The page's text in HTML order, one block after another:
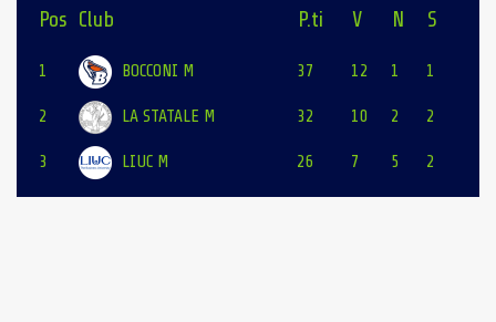
Pos Club P.ti V N S
1 BOCCONI M 37 12 1 1
2 LA STATALE M 32 10 2 2
3 LIUC M 26 7 5 2